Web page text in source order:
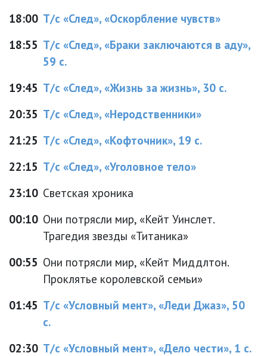
18:00 Т/с «След», «Оскорбление чувств»
18:55 Т/с «След», «Браки заключаются в аду»,
59 с.
19:45 Т/с «След», «Жизнь за жизнь», 30 с.
20:35 Т/с «След», «Неродственники»
21:25 Т/с «След», «Кофточник», 19 с.
22:15 Т/с «След», «Уголовное тело»
23:10 Светская хроника
00:10 Они потрясли мир, «Кейт Уинслет.
Трагедия звезды «Титаника»
00:55 Они потрясли мир, «Кейт Миддлтон.
Проклятье королевской семьи»
01:45 Т/с «Условный мент», «Леди Джаз», 50
с.
02:30 Т/с «Условный мент», «Дело чести», 1 с.